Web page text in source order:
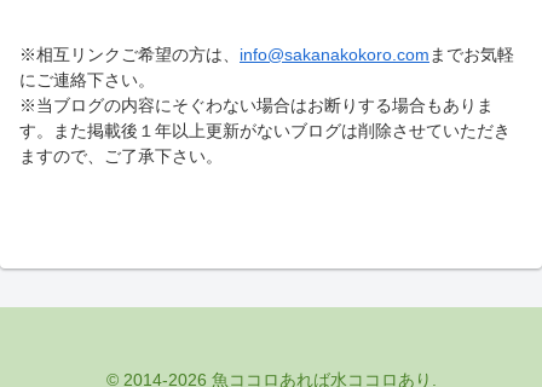
※相互リンクご希望の方は、 info@sakanakokoro.com までお気軽
にご連絡下さい。
※当ブログの内容にそぐわない場合はお断りする場合もありま
す。また掲載後１年以上更新がないブログは削除させていただき
ますので、ご了承下さい。
© 2014-2026 魚ココロあれば水ココロあり.